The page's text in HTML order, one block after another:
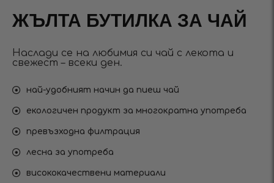
ЖЪЛТА БУТИЛКА ЗА ЧАЙ
Наслади се на любимия си чай с лекота и
свежест – всеки ден.
най-удобният начин да пиеш чай
екологичен продукт за многократна употреба
превъзходна филтрация
лесна за употреба
висококачествени материали